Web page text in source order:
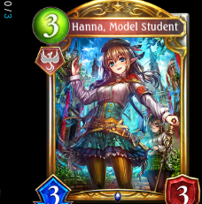
0
/
3